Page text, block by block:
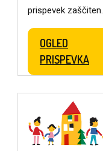
prispevek zaščiten.
OGLED
PRISPEVKA